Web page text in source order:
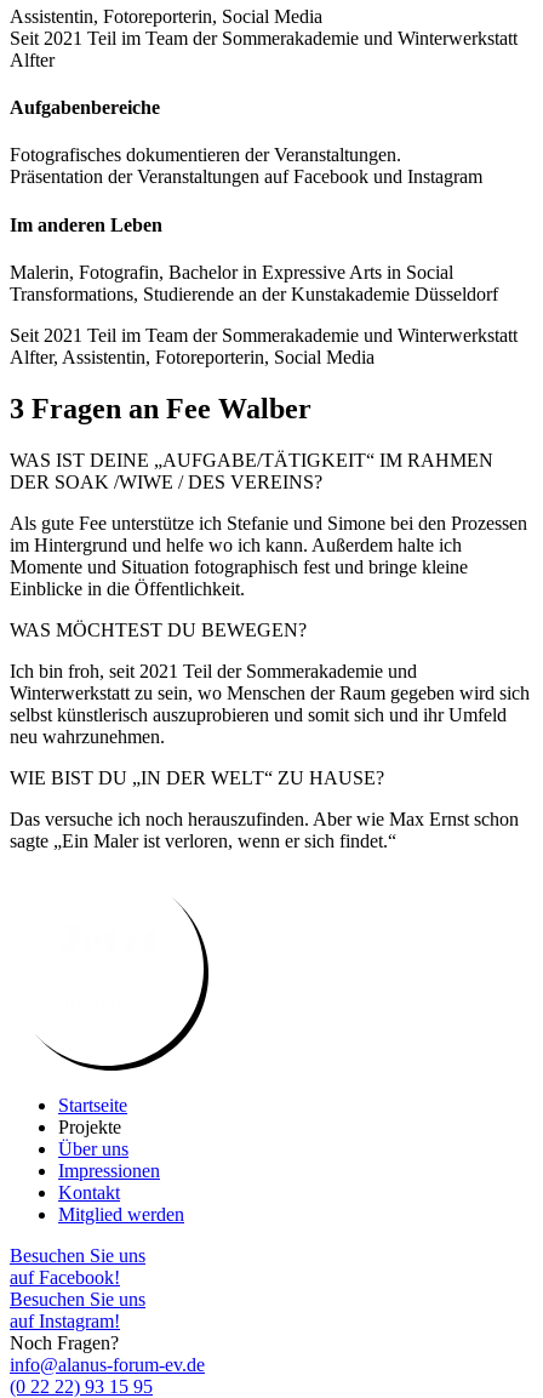
Assistentin, Fotoreporterin, Social Media
Seit 2021 Teil im Team der Sommerakademie und Winterwerkstatt
Alfter
Aufgabenbereiche
Fotografisches dokumentieren der Veranstaltungen.
Präsentation der Veranstaltungen auf Facebook und Instagram
Im anderen Leben
Malerin, Fotografin, Bachelor in Expressive Arts in Social
Transformations, Studierende an der Kunstakademie Düsseldorf
Seit 2021 Teil im Team der Sommerakademie und Winterwerkstatt
Alfter, Assistentin, Fotoreporterin, Social Media
3 Fragen an Fee Walber
WAS IST DEINE „AUFGABE/TÄTIGKEIT“ IM RAHMEN
DER SOAK /WIWE / DES VEREINS?
Als gute Fee unterstütze ich Stefanie und Simone bei den Prozessen
im Hintergrund und helfe wo ich kann. Außerdem halte ich
Momente und Situation fotographisch fest und bringe kleine
Einblicke in die Öffentlichkeit.
WAS MÖCHTEST DU BEWEGEN?
Ich bin froh, seit 2021 Teil der Sommerakademie und
Winterwerkstatt zu sein, wo Menschen der Raum gegeben wird sich
selbst künstlerisch auszuprobieren und somit sich und ihr Umfeld
neu wahrzunehmen.
WIE BIST DU „IN DER WELT“ ZU HAUSE?
Das versuche ich noch herauszufinden. Aber wie Max Ernst schon
sagte „Ein Maler ist verloren, wenn er sich findet.“
Startseite
Projekte
Über uns
Impressionen
Kontakt
Mitglied werden
Besuchen Sie uns
auf Facebook!
Besuchen Sie uns
auf Instagram!
Noch Fragen?
info@alanus-forum-ev.de
(0 22 22) 93 15 95